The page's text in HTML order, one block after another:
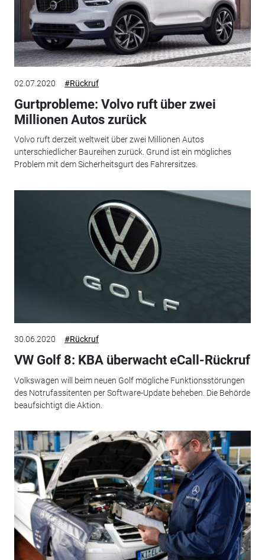
02.07.2020 #Rückruf
Gurtprobleme: Volvo ruft über zwei
Millionen Autos zurück
Volvo ruft derzeit weltweit über zwei Millionen Autos
unterschiedlicher Baureihen zurück. Grund ist ein mögliches
Problem mit dem Sicherheitsgurt des Fahrersitzes.
30.06.2020 #Rückruf
VW Golf 8: KBA überwacht eCall-Rückruf
Volkswagen will beim neuen Golf mögliche Funktionsstörungen
des Notrufassitenten per Software-Update beheben. Die Behörde
beaufsichtigt die Aktion.